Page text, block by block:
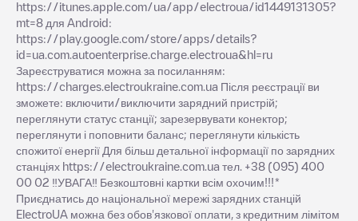
https://itunes.apple.com/ua/app/electroua/id1449131305?
mt=8 для Android:
https://play.google.com/store/apps/details?
id=ua.com.autoenterprise.charge.electroua&hl=ru
Зареєструватися можна за посиланням:
https://charges.electroukraine.com.ua Після реєстрації ви
зможете: включити/виключити зарядний пристрій;
переглянути статус станції; зарезервувати конектор;
переглянути і поповнити баланс; переглянути кількість
спожитої енергії Для більш детальної інформації по зарядних
станціях https://electroukraine.com.ua тел. +38 (095) 400
00 02 ‼️УВАГА‼️ Безкоштовні картки всім охочим!!!*
Приєднатись до національної мережі зарядних станцій
ElectroUA можна без обов'язкової оплати, з кредитним лімітом